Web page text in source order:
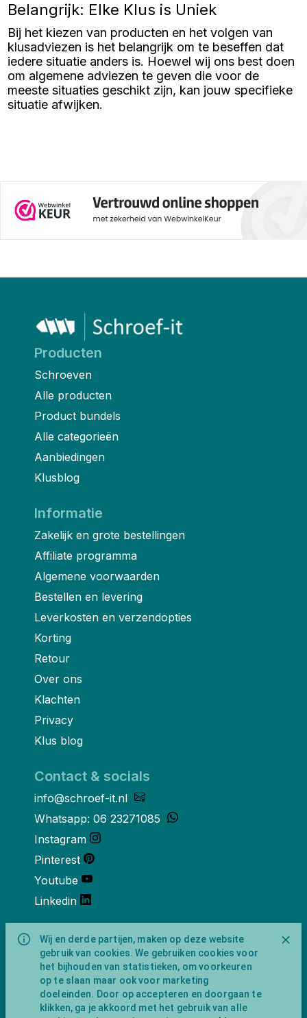
Wij en derde partijen, maken op deze website
gebruik van cookies. We gebruiken cookies voor
het bijhouden van statistieken, om voorkeuren
op te slaan maar ook voor marketing
doeleinden. Door op accepteren en doorgaan te
klikken, ga je akkoord met het gebruik van alle
kiezen, afhankelijk van je
Belangrijk: Elke Klus is Uniek
Bij het kiezen van producten en het volgen van
klusadviezen is het belangrijk om te beseffen dat
iedere situatie anders is. Hoewel wij ons best doen
om algemene adviezen te geven die voor de
meeste situaties geschikt zijn, kan jouw specifieke
situatie afwijken.
Producten
Schroeven
Alle producten
Product bundels
Alle categorieën
Aanbiedingen
Klusblog
Informatie
Zakelijk en grote bestellingen
Affiliate programma
Algemene voorwaarden
Bestellen en levering
Leverkosten en verzendopties
Korting
Retour
Over ons
Klachten
Privacy
Klus blog
Contact & socials
info@schroef-it.nl
Whatsapp: 06 23271085
Instagram
Pinterest
Youtube
Linkedin
Over ons
Schroef-it is een handelsnaam van
NewFeather B.V. geregisteerd onder KVK
nummer 91702593 met BTW-
identificatienummer NL865743009B01.